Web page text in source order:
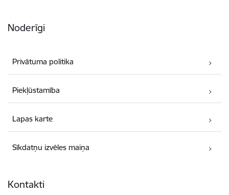
Noderīgi
Privātuma politika
Piekļūstamība
Lapas karte
Sīkdatņu izvēles maiņa
Kontakti